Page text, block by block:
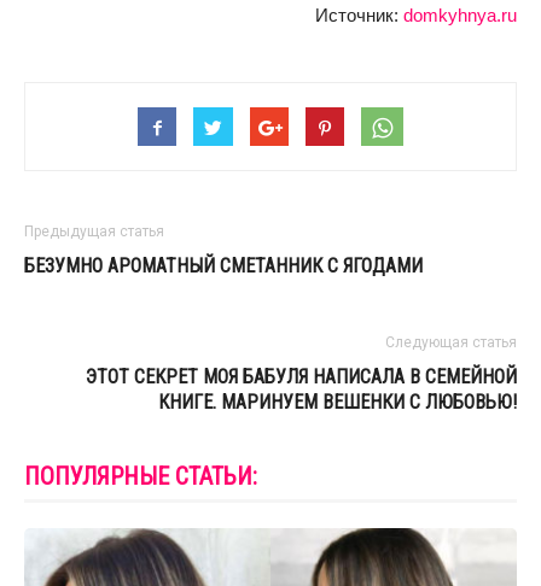
Источник: domkyhnya.ru
Предыдущая статья
БЕЗУМНО АРОМАТНЫЙ СМЕТАННИК С ЯГОДАМИ
Следующая статья
ЭТОТ СЕКРЕТ МОЯ БАБУЛЯ НАПИСАЛА В СЕМЕЙНОЙ
КНИГЕ. МАРИНУЕМ ВЕШЕНКИ С ЛЮБОВЬЮ!
ПОПУЛЯРНЫЕ СТАТЬИ: